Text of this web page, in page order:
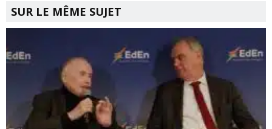
SUR LE MÊME SUJET